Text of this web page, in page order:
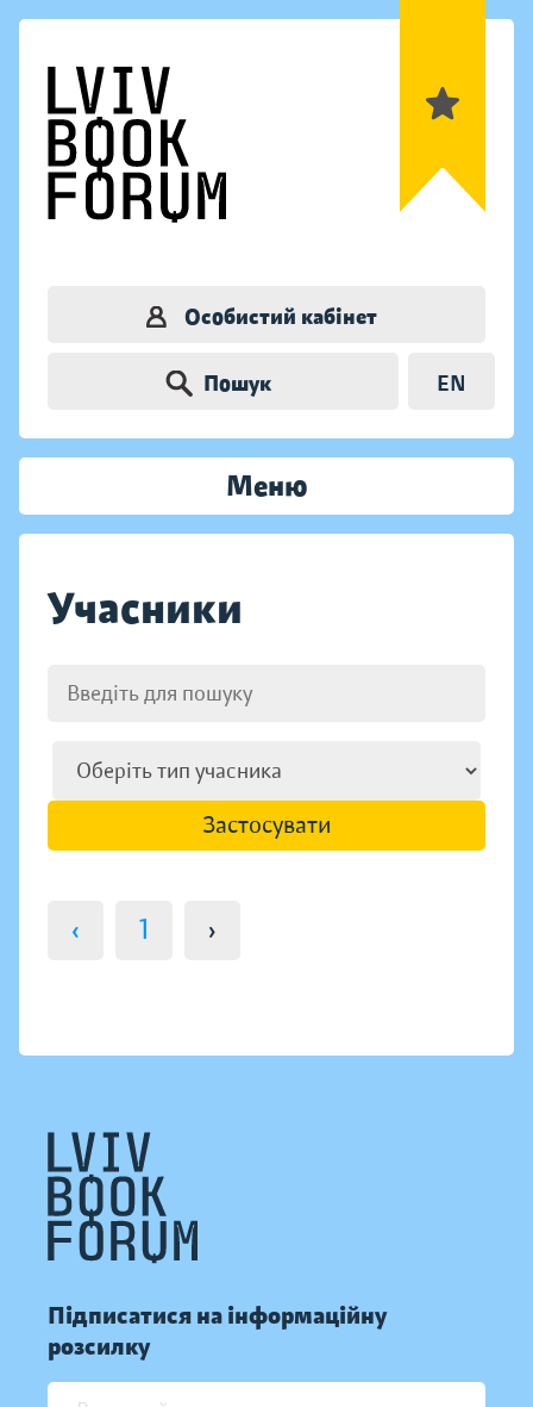
Особистий кабінет
Пошук EN
Меню
Учасники
Застосувати
‹ 1 ›
Підписатися на інформаційну
розсилку